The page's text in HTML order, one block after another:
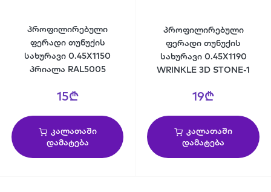
პროფილირებული
ფერადი თუნუქის
სახურავი 0.45X1150
პრიალა RAL5005
15₾
კალათაში
დამატება
პროფილირებული
ფერადი თუნუქის
სახურავი 0.45X1190
WRINKLE 3D STONE-1
19₾
კალათაში
დამატება